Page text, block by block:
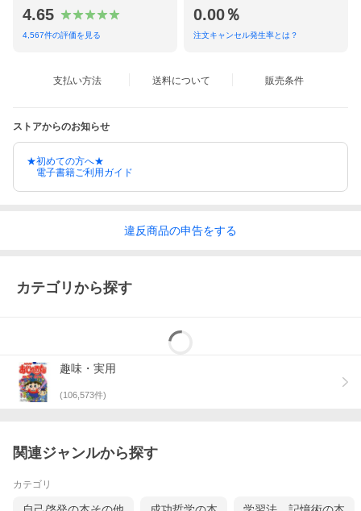
4.65
4,567件の評価を見る
0.00％
注文キャンセル発生率とは？
支払い方法 送料について 販売条件
ストアからのお知らせ
★初めての方へ★
電子書籍ご利用ガイド
違反商品の申告をする
カテゴリから探す
趣味・実用
(106,573件)
関連ジャンルから探す
カテゴリ